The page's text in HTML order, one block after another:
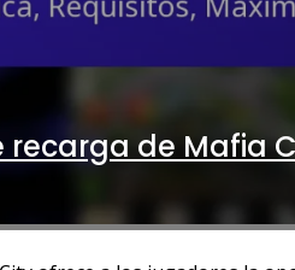
recarga de Mafia